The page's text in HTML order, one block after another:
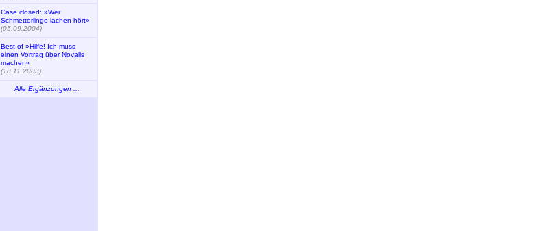
Case closed: »Wer
Schmetterlinge lachen hört«
(05.09.2004)
Best of »Hilfe! Ich muss
einen Vortrag über Novalis
machen«
(18.11.2003)
Alle Ergänzungen ...